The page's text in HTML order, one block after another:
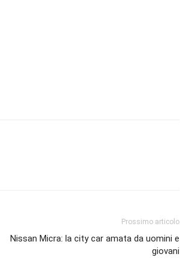
Prossimo articolo
Nissan Micra: la city car amata da uomini e
giovani